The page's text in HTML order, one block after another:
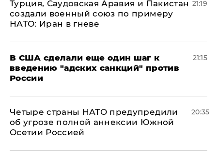
Турция, Саудовская Аравия и Пакистан
создали военный союз по примеру
НАТО: Иран в гневе
21:19
В США сделали еще один шаг к
введению "адских санкций" против
России
21:15
Четыре страны НАТО предупредили
об угрозе полной аннексии Южной
Осетии Россией
20:35